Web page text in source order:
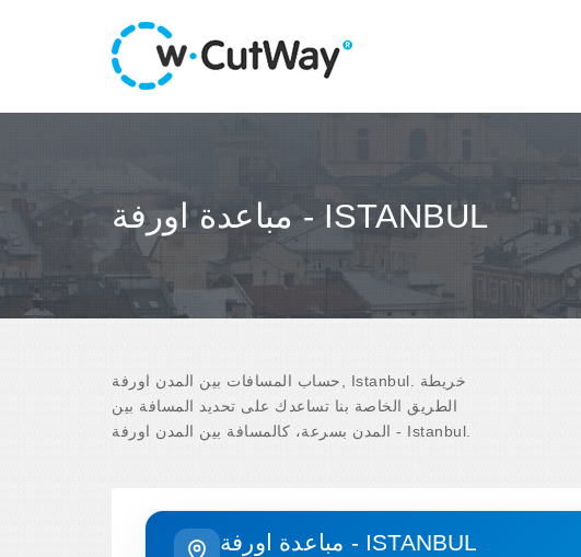
مباعدة اورفة - ISTANBUL
حساب المسافات بين المدن اورفة, Istanbul. خريطة
الطريق الخاصة بنا تساعدك على تحديد المسافة بين
المدن بسرعة، كالمسافة بين المدن اورفة - Istanbul.
مباعدة اورفة - ISTANBUL